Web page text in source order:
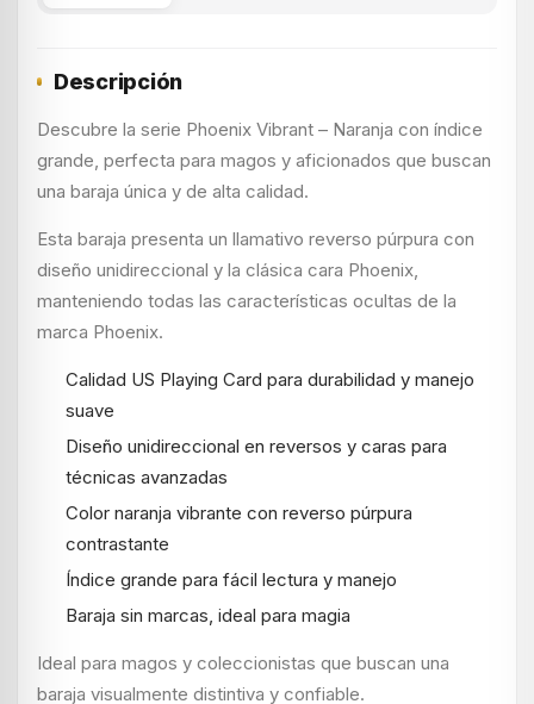
Descripción
Descubre la serie Phoenix Vibrant – Naranja con índice
grande, perfecta para magos y aficionados que buscan
una baraja única y de alta calidad.
Esta baraja presenta un llamativo reverso púrpura con
diseño unidireccional y la clásica cara Phoenix,
manteniendo todas las características ocultas de la
marca Phoenix.
Calidad US Playing Card para durabilidad y manejo
suave
Diseño unidireccional en reversos y caras para
técnicas avanzadas
Color naranja vibrante con reverso púrpura
contrastante
Índice grande para fácil lectura y manejo
Baraja sin marcas, ideal para magia
Ideal para magos y coleccionistas que buscan una
baraja visualmente distintiva y confiable.